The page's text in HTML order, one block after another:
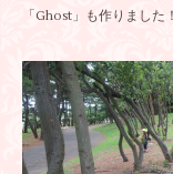
「Ghost」も作りました！